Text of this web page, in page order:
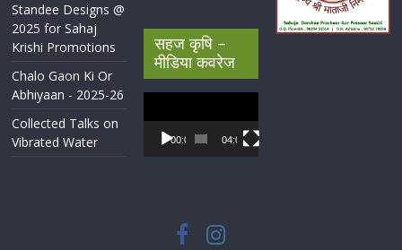
Standee Designs @
2025 for Sahaj
Krishi Promotions
Chalo Gaon Ki Or
Abhiyaan - 2025-26
Collected Talks on
Vibrated Water
सहज कृषि –
मीडिया कवरेज
Player
00:00 04:07